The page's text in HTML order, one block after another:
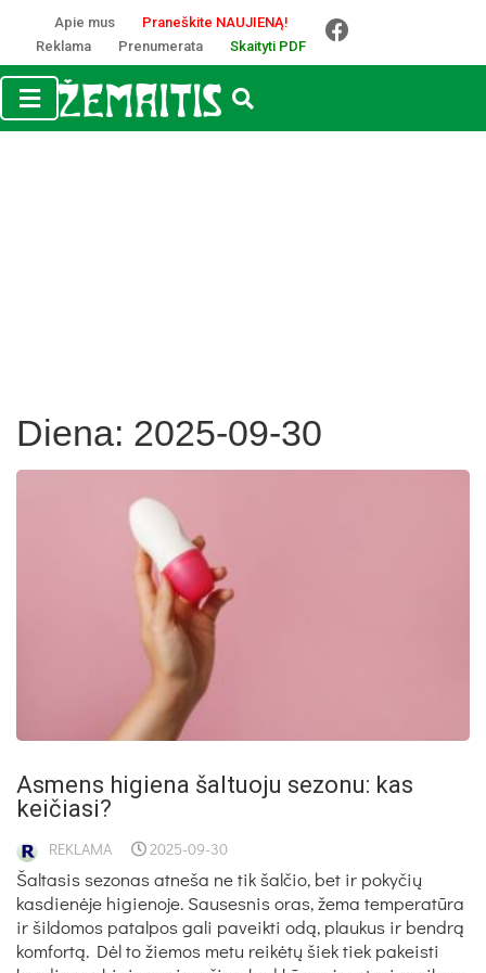
Apie mus
Praneškite NAUJIENĄ!
Reklama
Prenumerata Skaityti PDF
Diena: 2025-09-30
Asmens higiena šaltuoju sezonu: kas
keičiasi?
REKLAMA 2025-09-30
Šaltasis sezonas atneša ne tik šalčio, bet ir pokyčių
kasdienėje higienoje. Sausesnis oras, žema temperatūra
ir šildomos patalpos gali paveikti odą, plaukus ir bendrą
komfortą. Dėl to žiemos metu reikėtų šiek tiek pakeisti